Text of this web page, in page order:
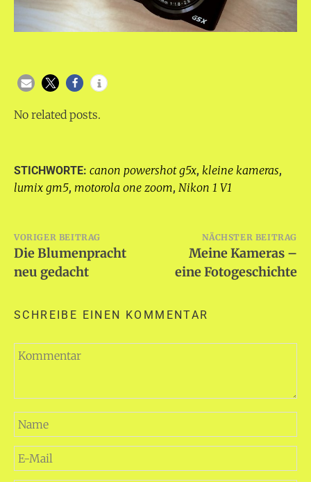
No related posts.
STICHWORTE: canon powershot g5x, kleine kameras,
lumix gm5, motorola one zoom, Nikon 1 V1
Beitragsnavigation
VORIGER BEITRAG
Die Blumenpracht
neu gedacht
NÄCHSTER BEITRAG
Meine Kameras –
eine Fotogeschichte
SCHREIBE EINEN KOMMENTAR